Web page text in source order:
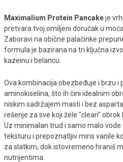
Maximalium Protein Pancakeje
pretvara tvoj omiljeni doručak u
Zaboravi na obične palačinke
formula je bazirana na tri ključna
kazeinu i belancu.
Ova kombinacija obezbeđuje i brzu i
aminokiselina, što ih čini idealnim
niskim sadržajem masti i bez
rešenje za sve koji žele "clean"
Uz minimalan trud i samo malo vode
teksturu i prepoznatljiv miris vanile
za slatkim, dok istovremeno hraniš
nutrijentima.